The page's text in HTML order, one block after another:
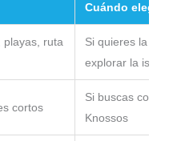
Cuándo
playas, ruta
Si quieres la
explorar la isla
cortos
Si buscas
Knossos